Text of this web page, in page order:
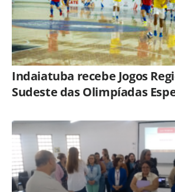
Indaiatuba recebe Jogos
Sudeste das Olimpíadas